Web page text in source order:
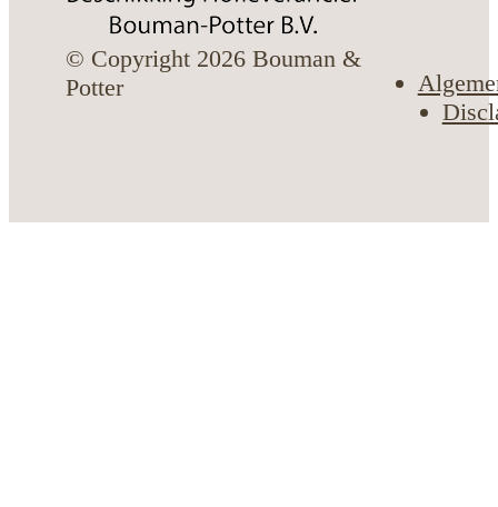
© Copyright 2026 Bouman &
Potter